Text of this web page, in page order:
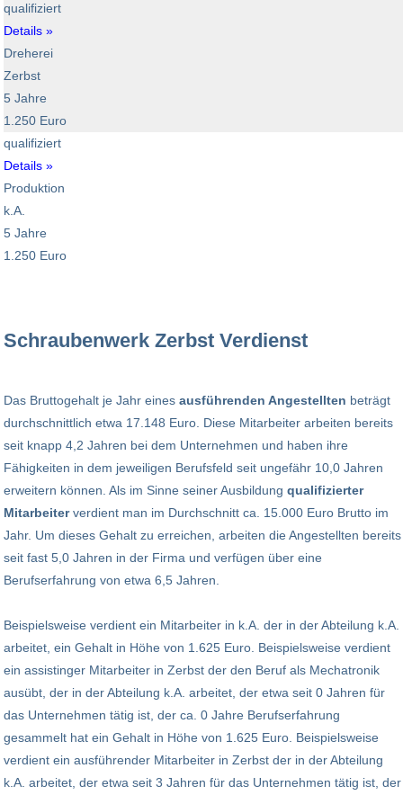
qualifiziert
Details »
Dreherei
Zerbst
5 Jahre
1.250 Euro
qualifiziert
Details »
Produktion
k.A.
5 Jahre
1.250 Euro
Schraubenwerk Zerbst Verdienst
Das Bruttogehalt je Jahr eines ausführenden Angestellten beträgt
durchschnittlich etwa 17.148 Euro. Diese Mitarbeiter arbeiten bereits
seit knapp 4,2 Jahren bei dem Unternehmen und haben ihre
Fähigkeiten in dem jeweiligen Berufsfeld seit ungefähr 10,0 Jahren
erweitern können. Als im Sinne seiner Ausbildung qualifizierter
Mitarbeiterverdient man im Durchschnitt ca. 15.000 Euro Brutto im
Jahr. Um dieses Gehalt zu erreichen, arbeiten die Angestellten bereits
seit fast 5,0 Jahren in der Firma und verfügen über eine
Berufserfahrung von etwa 6,5 Jahren.
Beispielsweise verdient ein Mitarbeiter in k.A. der in der Abteilung k.A.
arbeitet, ein Gehalt in Höhe von 1.625 Euro. Beispielsweise verdient
ein assistinger Mitarbeiter in Zerbst der den Beruf als Mechatronik
ausübt, der in der Abteilung k.A. arbeitet, der etwa seit 0 Jahren für
das Unternehmen tätig ist, der ca. 0 Jahre Berufserfahrung
gesammelt hat ein Gehalt in Höhe von 1.625 Euro. Beispielsweise
verdient ein ausführender Mitarbeiter in Zerbst der in der Abteilung
k.A. arbeitet, der etwa seit 3 Jahren für das Unternehmen tätig ist, der